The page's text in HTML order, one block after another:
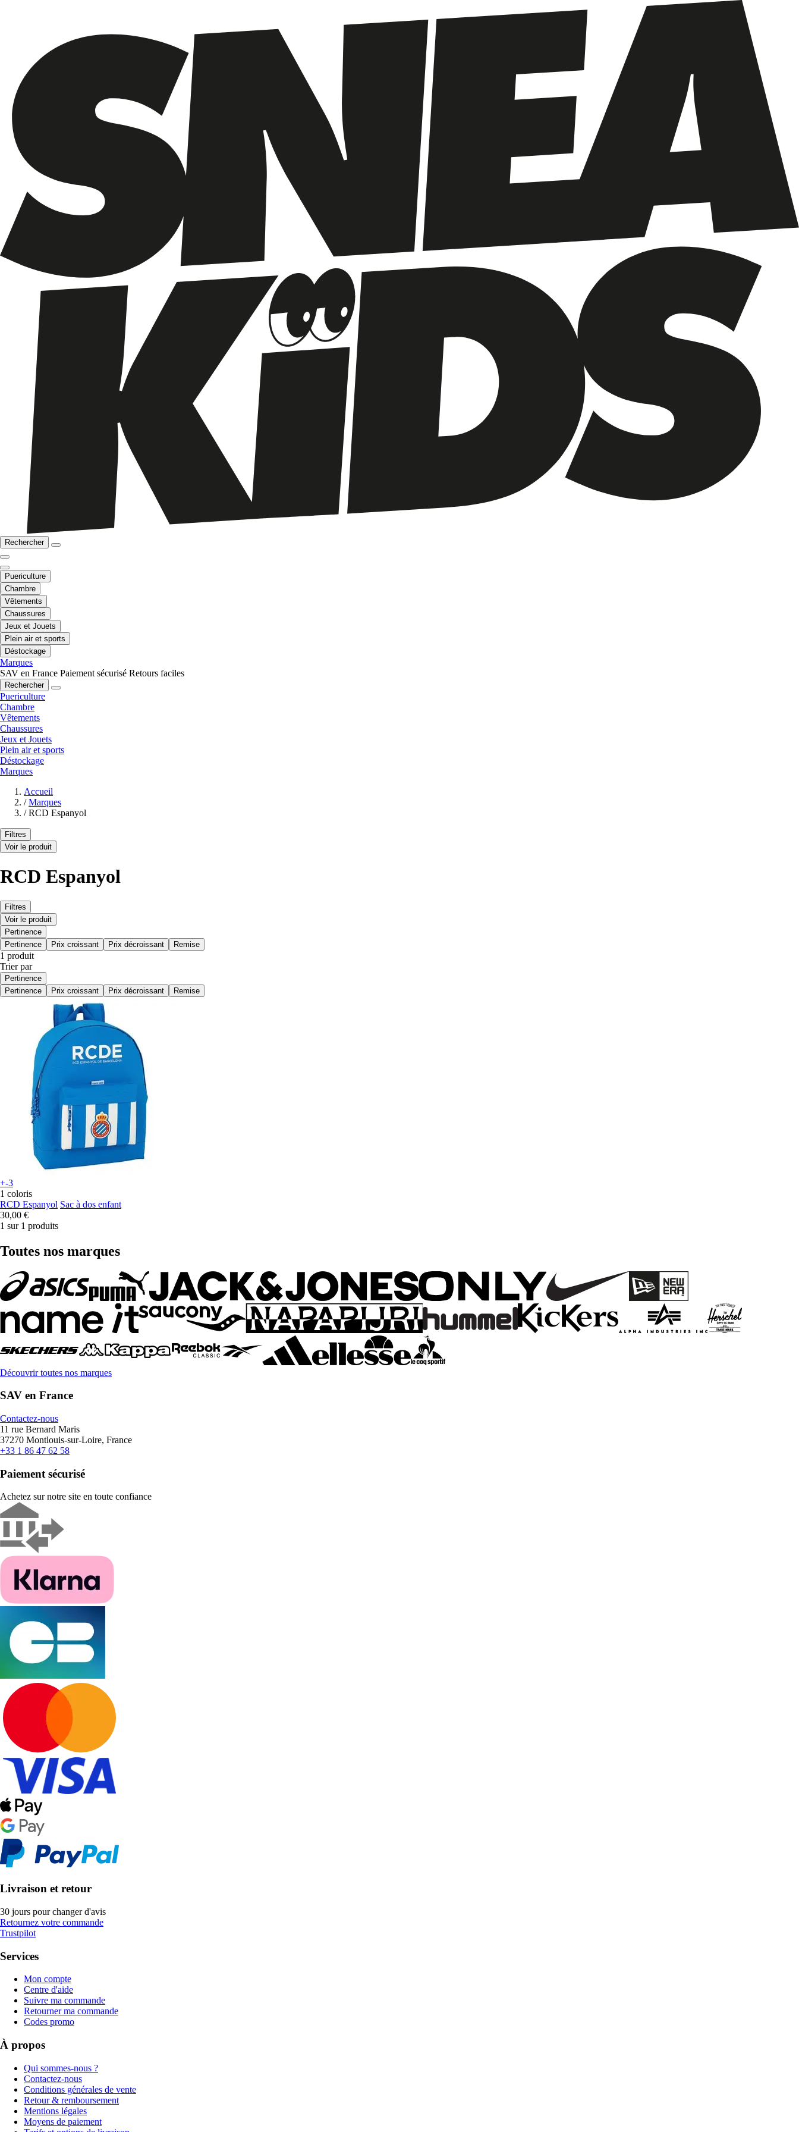
Rechercher
Puericulture
Chambre
Vêtements
Chaussures
Jeux et Jouets
Plein air et sports
Déstockage
Marques
SAV en France Paiement sécurisé Retours faciles
Rechercher
Puericulture
Chambre
Vêtements
Chaussures
Jeux et Jouets
Plein air et sports
Déstockage
Marques
Accueil
/ Marques
/ RCD Espanyol
Filtres
Voir le produit
RCD Espanyol
Filtres
Voir le produit
Pertinence
Pertinence
Prix croissant Prix décroissant Remise
1 produit
Trier par
Pertinence
Pertinence
Prix croissant Prix décroissant Remise
+-3
1 coloris
RCD Espanyol Sac à dos enfant
30,00 €
1 sur 1 produits
Toutes nos marques
Découvrir toutes nos marques
SAV en France
Contactez-nous
11 rue Bernard Maris
37270 Montlouis-sur-Loire, France
+33 1 86 47 62 58
Paiement sécurisé
Achetez sur notre site en toute confiance
Livraison et retour
30 jours pour changer d'avis
Retournez votre commande
Trustpilot
Services
Mon compte
Centre d'aide
Suivre ma commande
Retourner ma commande
Codes promo
À propos
Qui sommes-nous ?
Contactez-nous
Conditions générales de vente
Retour & remboursement
Mentions légales
Moyens de paiement